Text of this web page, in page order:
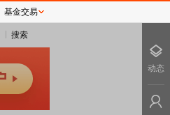
搜索
基金交易
动态